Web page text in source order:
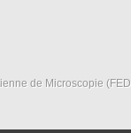
de Microscopie (FED